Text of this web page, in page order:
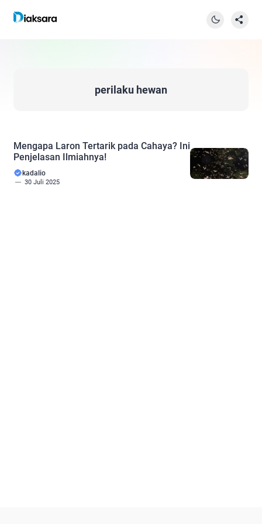
perilaku hewan
Mengapa Laron Tertarik pada Cahaya? Ini
Penjelasan Ilmiahnya!
kadalio
30 Juli 2025